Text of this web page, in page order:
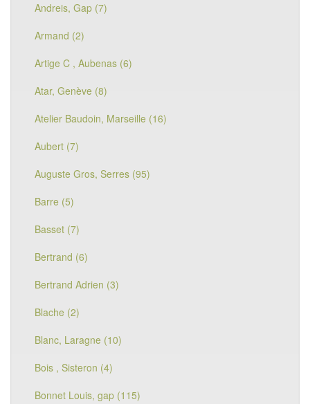
Andreis, Gap (7)
Armand (2)
Artige C , Aubenas (6)
Atar, Genève (8)
Atelier Baudoin, Marseille (16)
Aubert (7)
Auguste Gros, Serres (95)
Barre (5)
Basset (7)
Bertrand (6)
Bertrand Adrien (3)
Blache (2)
Blanc, Laragne (10)
Bois , Sisteron (4)
Bonnet Louis, gap (115)